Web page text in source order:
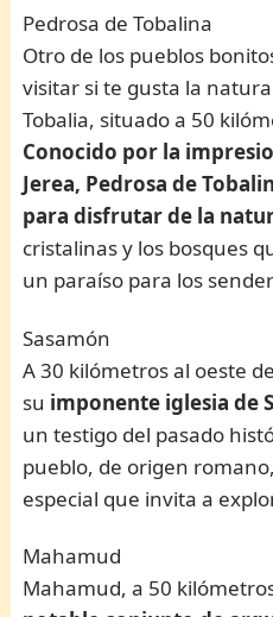
Pedrosa de Tobalina
Otro de los pueblos
visitar si te gusta la
Tobalia, situado a 50
Conocido por la
Jerea, Pedrosa de
para disfrutar de la
cristalinas y los bosques
un paraíso para los
Sasamón
A 30 kilómetros al oeste
su imponente iglesia de
un testigo del pasado
pueblo, de origen
especial que invita a
Mahamud
Mahamud, a 50